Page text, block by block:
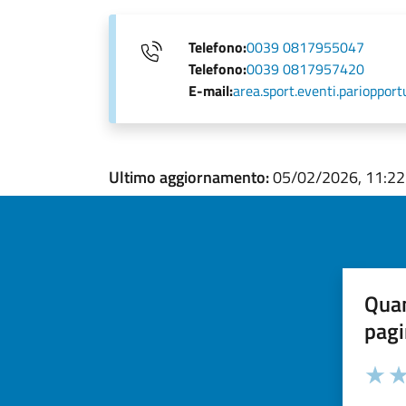
Telefono:0039 0817955047
Telefono:0039 0817957420
E-mail:
Ultimo aggiornamento:05/02/2026, 11:22
Valuta